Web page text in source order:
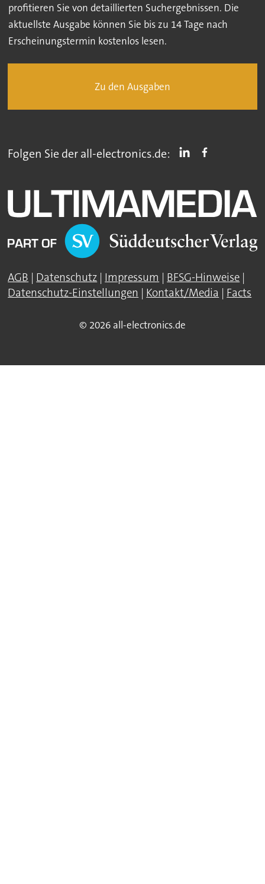
profitieren Sie von detaillierten Suchergebnissen. Die
aktuellste Ausgabe können Sie bis zu 14 Tage nach
Erscheinungstermin kostenlos lesen.
Zu den Ausgaben
Folgen Sie der all-electronics.de:
AGB | Datenschutz | Impressum | BFSG-Hinweise |
Datenschutz-Einstellungen | Kontakt/Media | Facts
© 2026 all-electronics.de